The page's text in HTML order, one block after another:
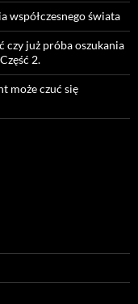
współczesnego świata
czy już próba oszukania
2.
może czuć się